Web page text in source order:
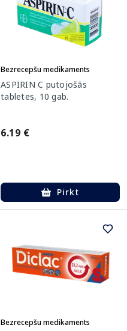
Bezrecepšu medikaments
ASPIRIN C putojošās
tabletes, 10 gab.
6.19 €
Pirkt
Bezrecepšu medikaments